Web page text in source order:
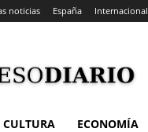
noticias España Internacional
CULTURA ECONOMÍA